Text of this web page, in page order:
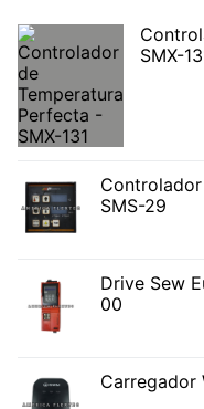
SMX-
SMS-29
Drive Sew
00
Carregador